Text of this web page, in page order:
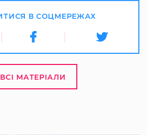
В СОЦМЕРЕЖАХ
ВСІ МАТЕРІАЛИ